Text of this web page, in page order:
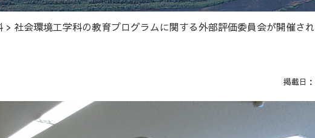
> 社会環境工学科の教育プログラムに関する外部評価委員会が開催され
掲載日